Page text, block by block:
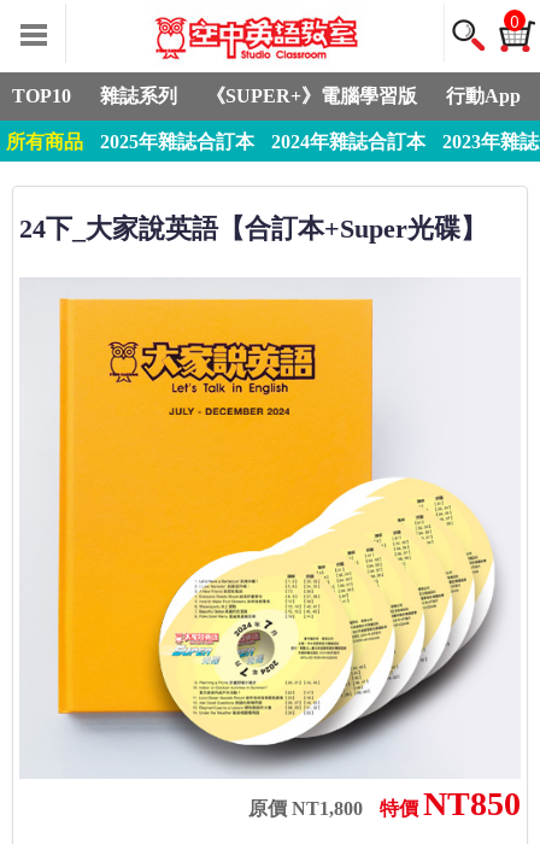
0
TOP10 雜誌系列 《SUPER+》電腦學習版 行動App
所有商品 2025年雜誌合訂本 2024年雜誌合訂本 2023年雜
24下_大家說英語【合訂本+Super光碟】
原價 NT1,800 特價 NT850